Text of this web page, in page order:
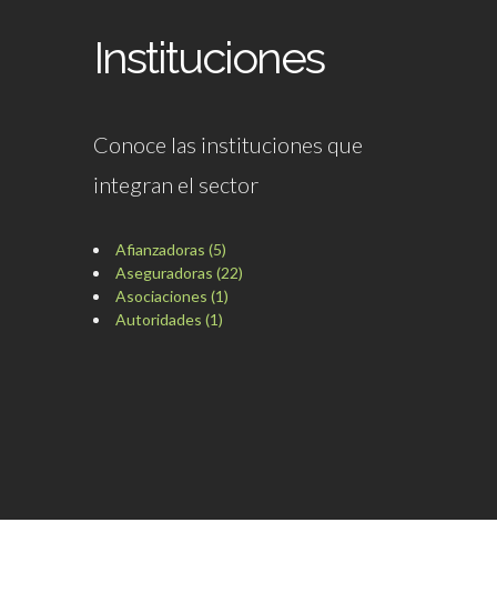
Instituciones
Conoce las instituciones que
integran el sector
Afianzadoras (5)
Aseguradoras (22)
Asociaciones (1)
Autoridades (1)